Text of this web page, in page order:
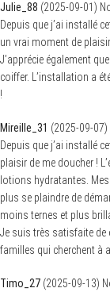
Julie_88 (2025-09-01)
Depuis que j’ai installé
un vrai moment de
J’apprécie également
coiffer. L’installation a
!
Mireille_31 (2025-09-07)
Depuis que j’ai installé
plaisir de me doucher !
lotions hydratantes.
plus se plaindre de
moins ternes et plus
Je suis très satisfaite de
familles qui cherchent à
Timo_27 (2025-09-13)